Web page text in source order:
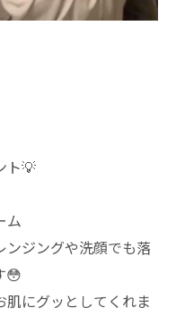
ト💡
ム
ジングや洗顔でも落
😳
にグッとしてくれま